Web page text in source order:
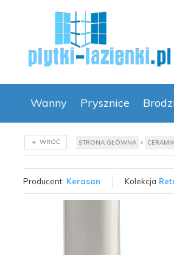
Wanny Prysznice
WRÓĆ STRONA GŁÓWNA
Producent: Kerasan Kolekcja